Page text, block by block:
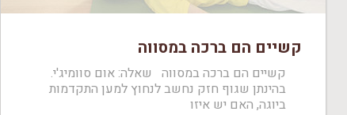
קשיים הם ברכה במסווה
קשיים הם ברכה במסווה שאלה: אום סוומיג'י.
בהינתן שגוף חזק נחשב לנחוץ למען התקדמות
ביוגה, האם יש איזו